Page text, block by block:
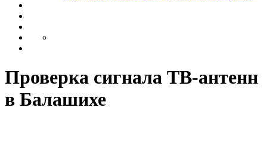
Проверка сигнала ТВ-антенн
в Балашихе